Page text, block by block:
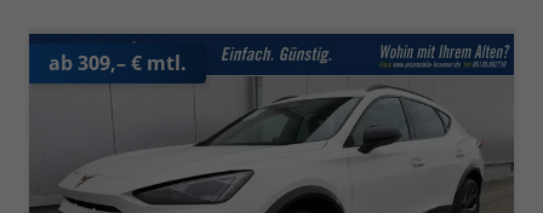
ab 309,– € mtl.